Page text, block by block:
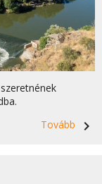
Tovább
navigate_next